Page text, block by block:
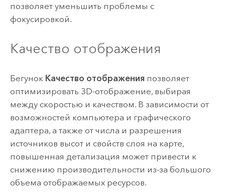
позволяет уменьшить проблемы с
фокусировкой.
Качество отображения
Бегунок Качество отображения позволяет
оптимизировать 3D-отображение, выбирая
между скоростью и качеством. В зависимости от
возможностей компьютера и графического
адаптера, а также от числа и разрешения
источников высот и свойств слоя на карте,
повышенная детализация может привести к
снижению производительности из-за большого
объема отображаемых ресурсов.